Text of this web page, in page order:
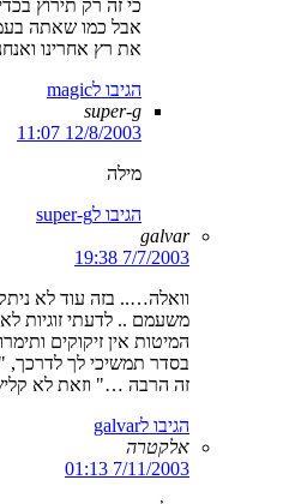
כי זה רק תירוץ
אבל כמו שאתה
את רץ אחרינו
הגיבו לmagic
super-g
12/8/2003 11:07
מילה
הגיבו לsuper-g
galvar
7/7/2003 19:38
וואלה….. בזה עוד לא
משעמם .. לדעתי זוגיות
המיטות אין זיקוקים
בסדר תמשיכי לך לדרכך,
זה הרבה …" וזאת לא
הגיבו לgalvar
אלקטרה
7/11/2003 01:13